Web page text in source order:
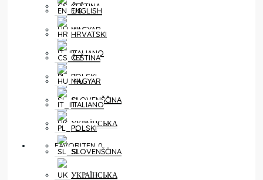
ČEŠTINA
MAGYAR
ITALIANO
POLSKI
SLOVENŠČINA
УКРАЇНСЬКА
FAVORITEN 0
ENGLISH
HRVATSKI
ČEŠTINA
MAGYAR
ITALIANO
POLSKI
SLOVENŠČINA
УКРАЇНСЬКА